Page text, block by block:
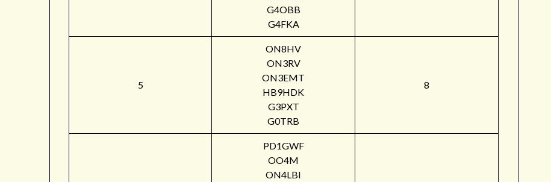
G4OBB
G4FKA
5
ON8HV
ON3RV
ON3EMT
HB9HDK
G3PXT
G0TRB
8
PD1GWF
OO4M
ON4LBI